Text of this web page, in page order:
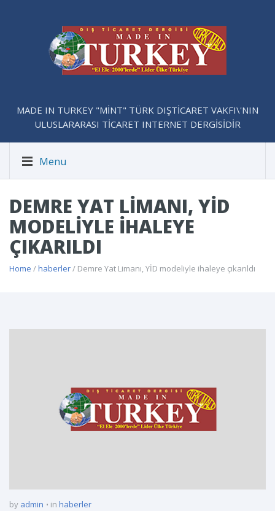
MADE IN TURKEY "MİNT" TÜRK DIŞTİCARET VAKFI\'NIN
ULUSLARARASI TİCARET INTERNET DERGİSİDİR
Menu
DEMRE YAT LIMANI, YİD
MODELIYLE IHALEYE
ÇIKARILDI
Home /haberler/ Demre Yat Limanı, YİD modeliyle ihaleye çıkarıldı
by admin in haberler